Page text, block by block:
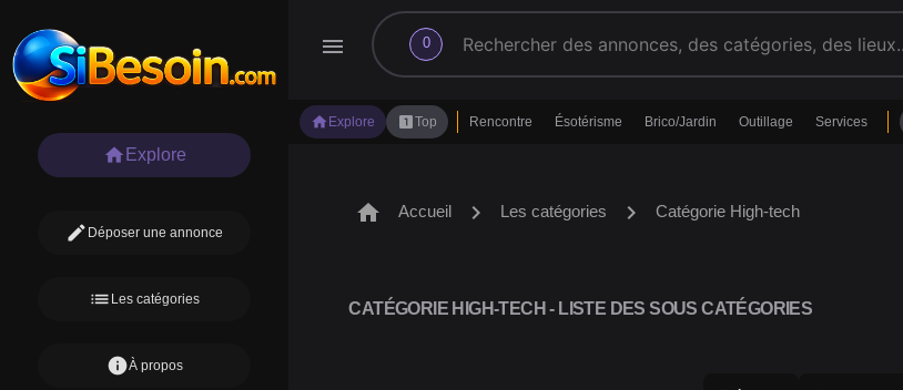
menu 0
search
home Explore looks_oneTop Rencontre Ésotérisme Brico/Jardin Outillage Services
home Explore
edit Déposer une annonce
list Les catégories
infoÀ propos
home Accueil chevron_right Les catégories chevron_right Catégorie High-tech
CATÉGORIE HIGH-TECH - LISTE DES SOUS CATÉGORIES